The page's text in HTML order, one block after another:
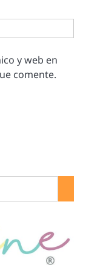
y web en
comente.